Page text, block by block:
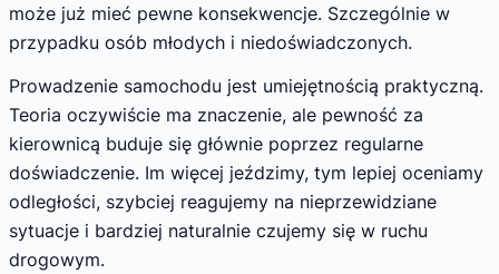
może już mieć pewne konsekwencje. Szczególnie w
przypadku osób młodych i niedoświadczonych.
Prowadzenie samochodu jest umiejętnością praktyczną.
Teoria oczywiście ma znaczenie, ale pewność za
kierownicą buduje się głównie poprzez regularne
doświadczenie. Im więcej jeździmy, tym lepiej oceniamy
odległości, szybciej reagujemy na nieprzewidziane
sytuacje i bardziej naturalnie czujemy się w ruchu
drogowym.